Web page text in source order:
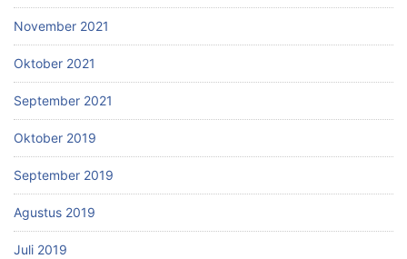
November 2021
Oktober 2021
September 2021
Oktober 2019
September 2019
Agustus 2019
Juli 2019